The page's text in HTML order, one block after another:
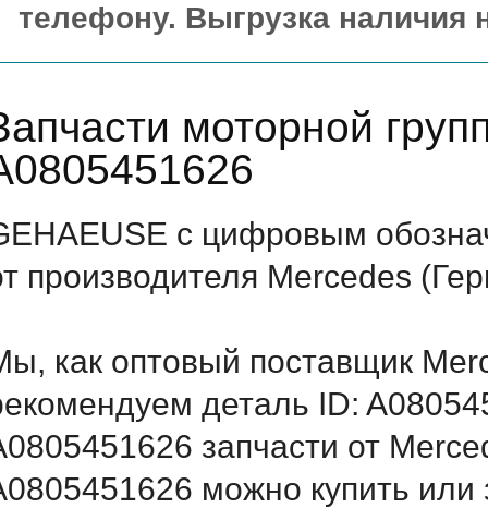
телефону. Выгрузка наличия
моторной
с цифровым
производителя Mercedes
как оптовый поставщик
деталь ID:
запчасти от
можно купить или